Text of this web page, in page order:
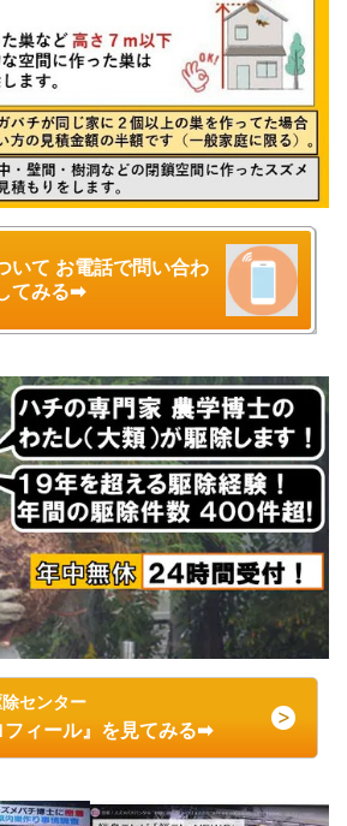
いて お電話で問い合わ
てみる➡
センター
フィール』を見てみる➡